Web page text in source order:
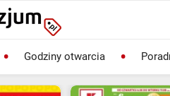
Godziny otwarcia